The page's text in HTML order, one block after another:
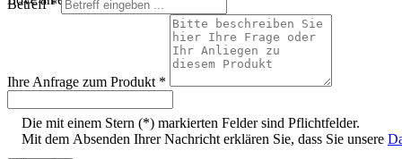
Betreff*
Ihre Anfrage zum Produkt *
Die mit einem Stern (*) markierten Felder sind Pflichtfelder.
Mit dem Absenden Ihrer Nachricht erklären Sie, dass Sie unsere